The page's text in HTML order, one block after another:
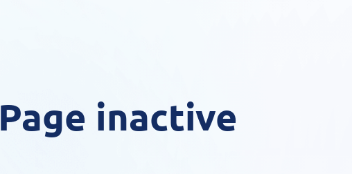
Page inactive